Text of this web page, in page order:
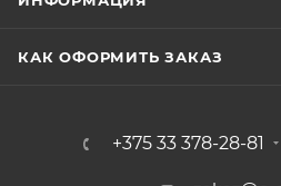
КАК ОФОРМИТЬ ЗАКАЗ
+375 33 378-28-81